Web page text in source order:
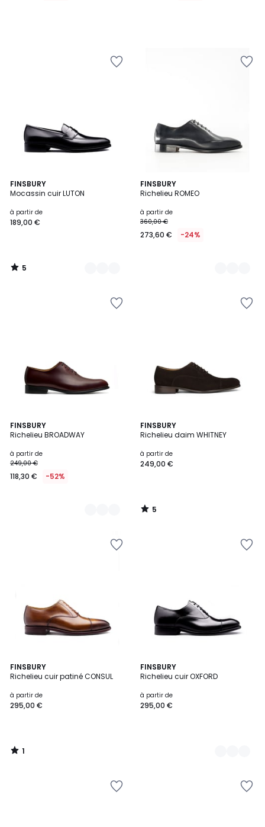
FINSBURY
Mocassin cuir LUTON
à partir de
189,00 €
5
/
2
Couleurs
5
/
FINSBURY
Richelieu ROMEO
à partir de
360,00 €
273,60 € -24%
3
Couleurs
FINSBURY
Richelieu BROADWAY
à partir de
249,00 €
118,30 € -52%
2
Couleurs
FINSBURY
Richelieu daim WHITNEY
à partir de
249,00 €
5
/
5
/
FINSBURY
Richelieu cuir patiné CONSUL
à partir de
295,00 €
1
/
1
/
FINSBURY
Richelieu cuir OXFORD
à partir de
295,00 €
2
Couleurs